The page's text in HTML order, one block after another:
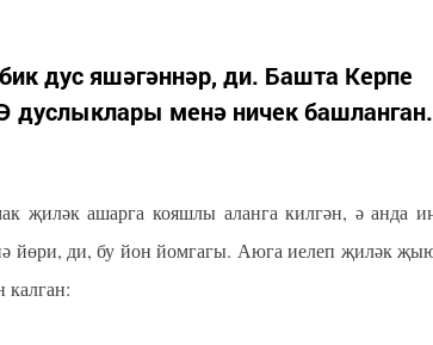
дус яшәгәннәр, ди. Башта Керпе
дуслыклары менә ничек башланган.
җиләк ашарга кояшлы аланга килгән, ә анда
йөри, ди, бу йон йомгагы. Аюга иелеп җиләк
калган: